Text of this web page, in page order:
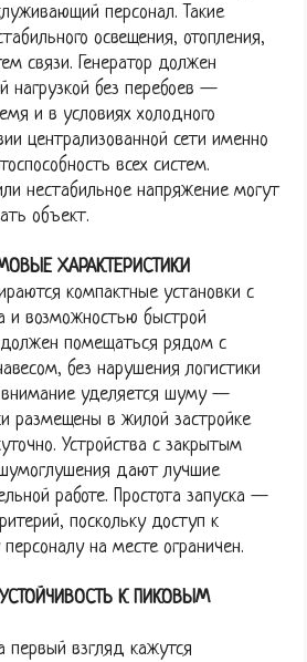
персонал. Такие
освещения, отопления,
связи. Генератор должен
нагрузкой без перебоев —
и в условиях холодного
централизованной сети именно
всех систем.
нестабильное напряжение могут
объект.
ХАРАКТЕРИСТИКИ
компактные установки с
возможностью быстрой
должен помещаться рядом с
без нарушения логистики
уделяется шуму —
размещены в жилой застройке
Устройства с закрытым
дают лучшие
работе. Простота запуска —
поскольку доступ к
на месте ограничен.
К ПИКОВЫМ
первый взгляд кажутся